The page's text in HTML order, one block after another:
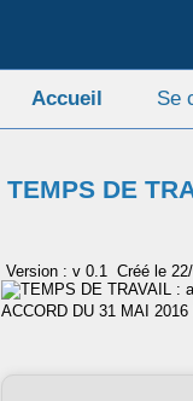
Accueil Se
TEMPS DE
Version : v 0.1 Créé le
ACCORD DU 31 MAI 2016